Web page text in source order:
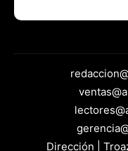
Dirección |